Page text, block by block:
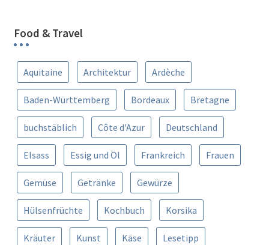
Food & Travel
Aquitaine Architektur Ardèche
Baden-Württemberg Bordeaux Bretagne
buchstäblich Côte d'Azur Deutschland
Elsass Essig und Öl Frankreich Frauen
Gemüse Getränke Gewürze
Hülsenfrüchte Kochbuch Korsika
Kräuter Kunst Käse Lesetipp